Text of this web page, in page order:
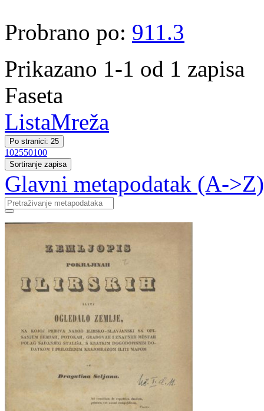
Probrano po: 911.3
Prikazano 1-1 od 1 zapisa
Faseta
ListaMreža
Po stranici: 25
102550100
Sortiranje zapisa
Glavni metapodatak (A->Z)